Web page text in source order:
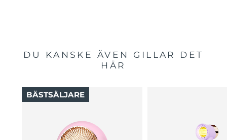
DU KANSKE ÄVEN GILLAR DET
HÄR
BÄSTSÄLJARE